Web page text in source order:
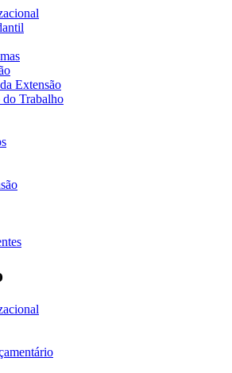
Extensão
Trabalho